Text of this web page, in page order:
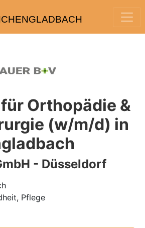
Orthopädie &
(w/m/d) in
- Düsseldorf
Pflege